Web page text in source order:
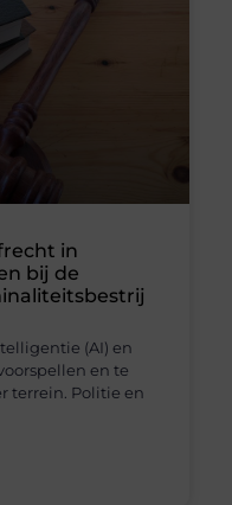
in
bij de
(AI) en
en te
terrein. Politie en